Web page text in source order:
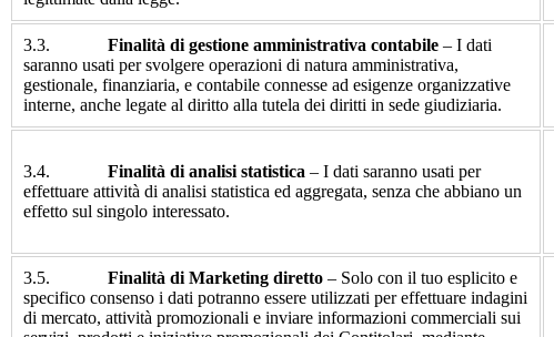
3.3. Finalità di gestione amministrativa contabile – I dati
saranno usati per svolgere operazioni di natura amministrativa,
gestionale, finanziaria, e contabile connesse ad esigenze organizzative
interne, anche legate al diritto alla tutela dei diritti in sede giudiziaria.
3.4. Finalità di analisi statistica – I dati saranno usati per
effettuare attività di analisi statistica ed aggregata, senza che abbiano un
effetto sul singolo interessato.
3.5. Finalità di Marketing diretto – Solo con il tuo esplicito e
specifico consenso i dati potranno essere utilizzati per effettuare indagini
di mercato, attività promozionali e inviare informazioni commerciali sui